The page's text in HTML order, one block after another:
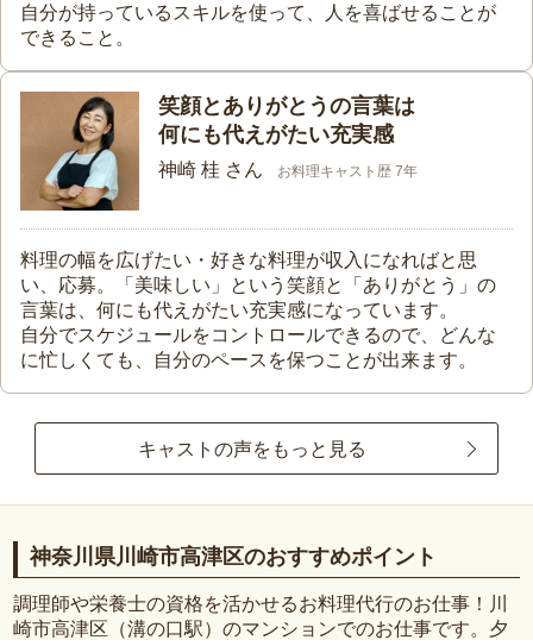
自分が持っているスキルを使って、人を喜ばせることが
できること。
笑顔とありがとうの言葉は
何にも代えがたい充実感
神崎 桂 さん お料理キャスト歴 7年
料理の幅を広げたい・好きな料理が収入になればと思
い、応募。「美味しい」という笑顔と「ありがとう」の
言葉は、何にも代えがたい充実感になっています。
自分でスケジュールをコントロールできるので、どんな
に忙しくても、自分のペースを保つことが出来ます。
キャストの声をもっと見る
神奈川県川崎市高津区のおすすめポイント
調理師や栄養士の資格を活かせるお料理代行のお仕事！川
崎市高津区（溝の口駅）のマンションでのお仕事です。夕